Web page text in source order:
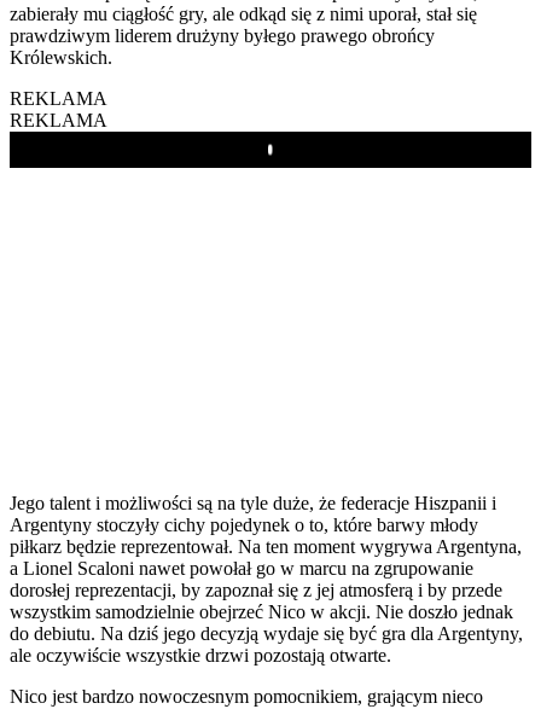
zabierały mu ciągłość gry, ale odkąd się z nimi uporał, stał się
prawdziwym liderem drużyny byłego prawego obrońcy
Królewskich.
REKLAMA
REKLAMA
Play
Jego talent i możliwości są na tyle duże, że federacje Hiszpanii i
Argentyny stoczyły cichy pojedynek o to, które barwy młody
piłkarz będzie reprezentował. Na ten moment wygrywa Argentyna,
a Lionel Scaloni nawet powołał go w marcu na zgrupowanie
dorosłej reprezentacji, by zapoznał się z jej atmosferą i by przede
wszystkim samodzielnie obejrzeć Nico w akcji. Nie doszło jednak
do debiutu. Na dziś jego decyzją wydaje się być gra dla Argentyny,
ale oczywiście wszystkie drzwi pozostają otwarte.
Nico jest bardzo nowoczesnym pomocnikiem, grającym nieco